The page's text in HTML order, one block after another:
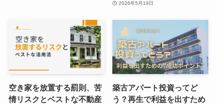
2026年5月19日
空き家を放置する罰則、苦
情リスクとベストな不動産
築古アパート投資ってど
う？再生で利益を出すため